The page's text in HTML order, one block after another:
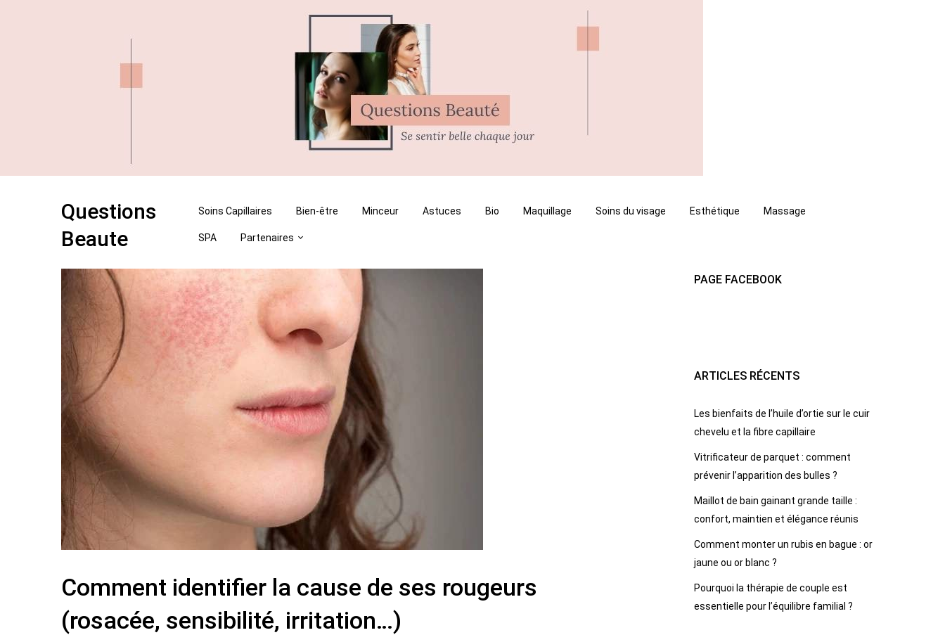
Questions
Beaute
Soins Capillaires Bien-être Minceur Astuces Bio Maquillage Soins du visage Esthétique Massage
SPA Partenaires
Comment identifier la cause de ses rougeurs
(rosacée, sensibilité, irritation…)
PAGE FACEBOOK
ARTICLES RÉCENTS
Les bienfaits de l’huile d’ortie sur le cuir
chevelu et la fibre capillaire
Vitrificateur de parquet : comment
prévenir l’apparition des bulles ?
Maillot de bain gainant grande taille :
confort, maintien et élégance réunis
Comment monter un rubis en bague : or
jaune ou or blanc ?
Pourquoi la thérapie de couple est
essentielle pour l’équilibre familial ?